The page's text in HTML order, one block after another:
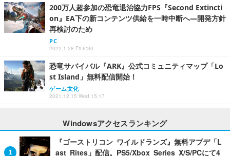
200万人超参加の恐竜退治協力FPS『Second Extincti
on』EA下の新コンテンツ供給を一時中断へ―開発方針
再検討のため
PC
2022.1.28 Fri 6:30
恐竜サバイバル『ARK』公式コミュニティマップ「Lo
st Island」無料配信開始！
ゲーム文化
2021.12.15 Wed 15:17
Windowsアクセスランキング
『ゴーストリコン ワイルドランズ』無料アプデ「L
ast Rites」配信。PS5/Xbox Series X/S/PCにて4